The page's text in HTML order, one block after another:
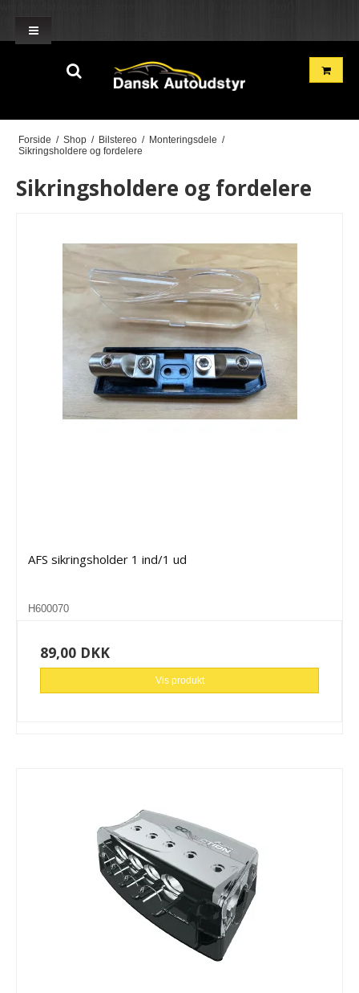
{dataLayer.push(arguments);} gtag('js', new Date()); gtag('config', 'G-
2TH7GD1GME'); gtag('config', 'G-BN2R00GF22'); }
Forside / Shop / Bilstereo / Monteringsdele /
Sikringsholdere og fordelere
Sikringsholdere og fordelere
AFS sikringsholder 1 ind/1 ud
H600070
89,00 DKK
Vis produkt